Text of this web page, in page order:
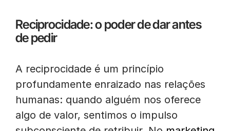
Reciprocidade: o poder de dar antes
de pedir
A reciprocidade é um princípio
profundamente enraizado nas relações
humanas: quando alguém nos oferece
algo de valor, sentimos o impulso